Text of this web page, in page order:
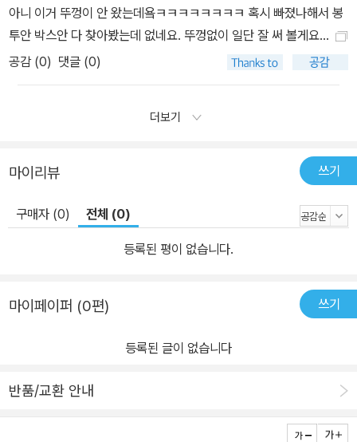
아니 이거 뚜껑이 안 왔는데욬ㅋㅋㅋㅋㅋㅋㅋㅋ 혹시 빠졌나해서 봉
투안 박스안 다 찾아봤는데 없네요. 뚜껑없이 일단 잘 써 볼게요...
공감 (0) 댓글 (0)
더보기
마이리뷰 쓰기
구매자 (0) 전체 (0)
등록된 평이 없습니다.
마이페이퍼 (0편) 쓰기
등록된 글이 없습니다
반품/교환 안내